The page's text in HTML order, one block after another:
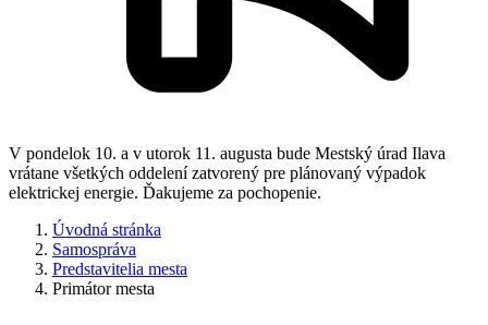
V pondelok 10. a v utorok 11. augusta bude Mestský úrad Ilava
vrátane všetkých oddelení zatvorený pre plánovaný výpadok
elektrickej energie. Ďakujeme za pochopenie.
Úvodná stránka
Samospráva
Predstavitelia mesta
Primátor mesta